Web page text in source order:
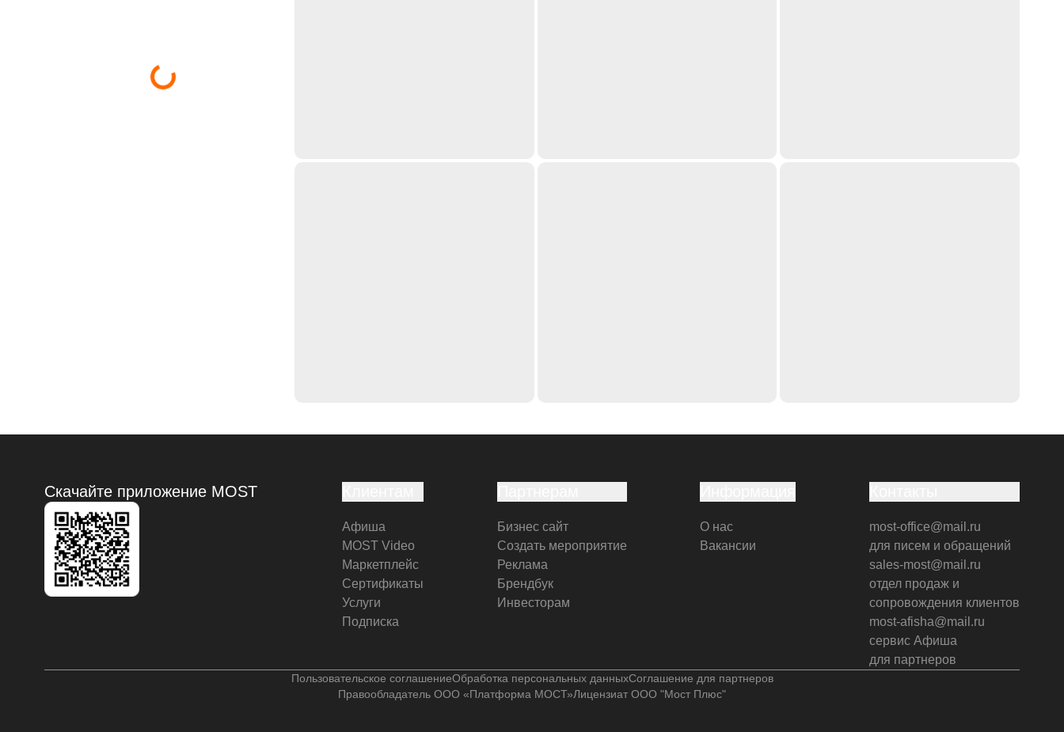
Скачайте приложение MOST
Афиша
MOST Video
Маркетплейс
Сертификаты
Услуги
Подписка
Бизнес сайт
Создать мероприятие
Реклама
Брендбук
Инвесторам
О нас
Вакансии
most-office@mail.ru
для писем и обращений
sales-most@mail.ru
отдел продаж и
сопровождения клиентов
most-afisha@mail.ru
сервис Афиша
для партнеров
Пользовательское соглашениеОбработка персональных данныхСоглашение для партнеров
Правообладатель ООО «Платформа МОСТ»Лицензиат ООО "Мост Плюс"